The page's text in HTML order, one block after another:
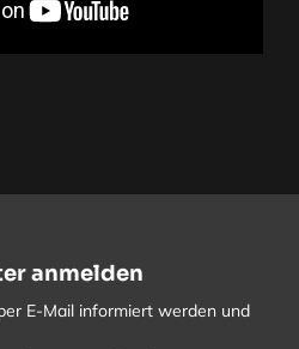
anmelden
E-Mail informiert werden und